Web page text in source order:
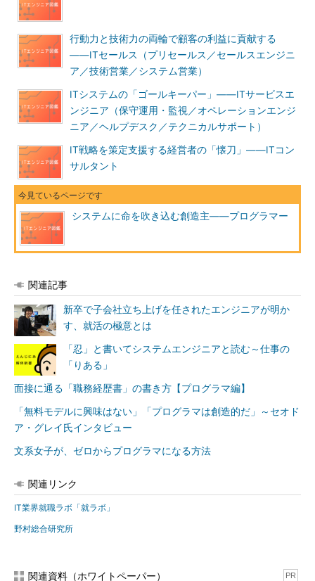
「Java EE」や「Spring」）に関する知識、経験」
プログラマーに向いているのはどんな人？
プログラマーの仕事はプログラムを作ることなので、
くりに喜びを感じる人」
が向いている。
プログラミングに関わる「几帳面（きちょうめん）さを持って
いる人」や、「地道な作業をいとわない人」 も向いている。ま
た、継続的な学習が必要であるため、「自己投資してでも
ることをいとわない人
さらに、プログラマーは、デバッグという神経をすり減らす作
業をこなさねばならない。そのため、適度に力を抜いて気分転換
できるような
プログラマーの1週間
プログラマーはどのような生活を送っているのだろうか。架空
のプログラマー「Aくん」に登場してもらい、彼の1週間を紹介し
よう。
Aくんは、入社3年目のプログラマー。Webベースの顧客向け
員と共に、プログラム設計およびコーディングの工程に入ってい
る。
となっている週だ。
曜日 出退勤 Aくんの行動
月曜日
9:00出社
正。指摘が思ったよりも多く、修正に手間取る
行動力と技術力の両輪で顧客の利益に貢献する
――ITセールス（プリセールス／セールスエンジニ
ア／技術営業／システム営業）
ITシステムの「ゴールキーパー」――ITサービスエ
ンジニア（保守運用・監視／オペレーションエンジ
ニア／ヘルプデスク／テクニカルサポート）
IT戦略を策定支援する経営者の「懐刀」――ITコン
サルタント
システムに命を吹き込む創造主――プログラマー
関連記事
新卒で子会社立ち上げを任されたエンジニアが明か
す、就活の極意とは
「忍」と書いてシステムエンジニアと読む～仕事の
「りある」
面接に通る「職務経歴書」の書き方【プログラマ編】
「無料モデルに興味はない」「プログラマは創造的だ」～セオド
ア・グレイ氏インタビュー
文系女子が、ゼロからプログラマになる方法
関連リンク
IT業界就職ラボ「就ラボ」
野村総合研究所
関連資料（ホワイトペーパー） PR